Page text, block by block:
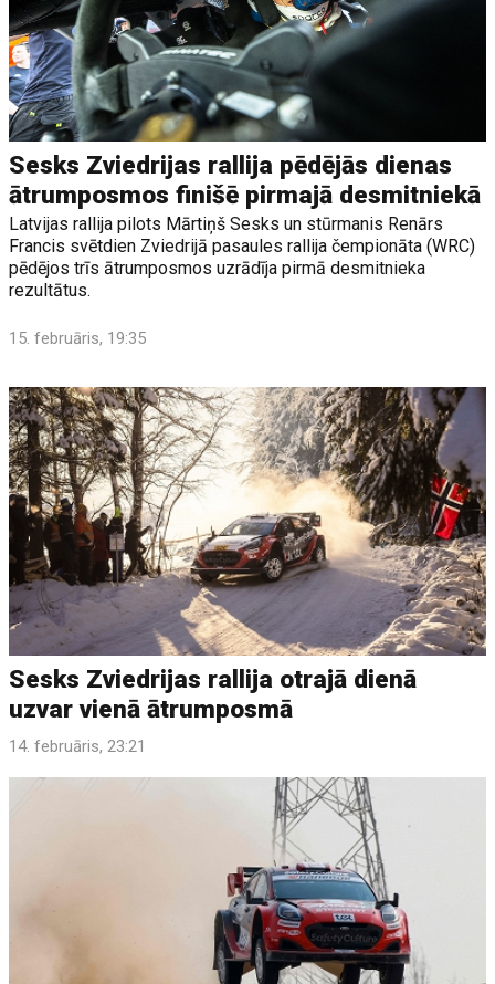
Sesks Zviedrijas rallija pēdējās dienas
ātrumposmos finišē pirmajā desmitniekā
Latvijas rallija pilots Mārtiņš Sesks un stūrmanis Renārs
Francis svētdien Zviedrijā pasaules rallija čempionāta (WRC)
pēdējos trīs ātrumposmos uzrādīja pirmā desmitnieka
rezultātus.
15. februāris, 19:35
Sesks Zviedrijas rallija otrajā dienā
uzvar vienā ātrumposmā
14. februāris, 23:21